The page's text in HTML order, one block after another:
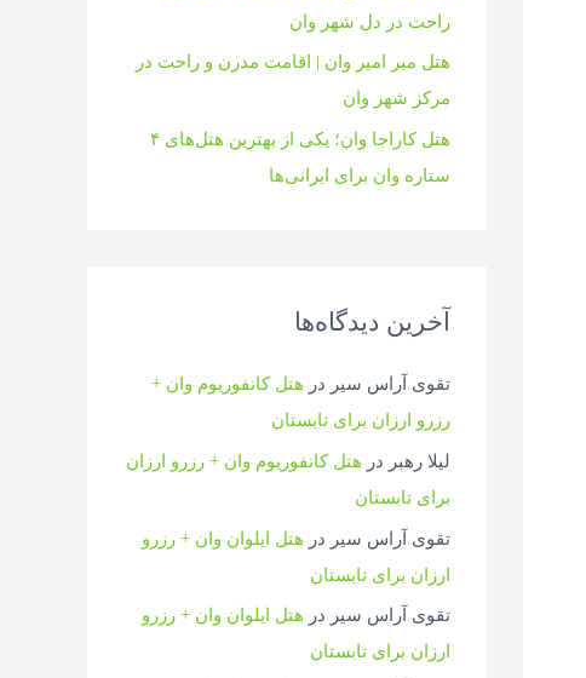
راحت در دل شهر وان
هتل میر امیر وان | اقامت مدرن و راحت در
مرکز شهر وان
هتل کاراجا وان؛ یکی از بهترین هتل‌های ۴
ستاره وان برای ایرانی‌ها
آخرین دیدگاه‌ها
تقوی آراس سیر در هتل کانفوریوم وان +
رزرو ارزان برای تابستان
لیلا رهبر در هتل کانفوریوم وان + رزرو ارزان
برای تابستان
تقوی آراس سیر در هتل ایلوان وان + رزرو
ارزان برای تابستان
تقوی آراس سیر در هتل ایلوان وان + رزرو
ارزان برای تابستان